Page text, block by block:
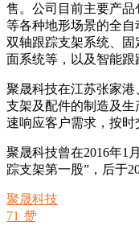
售。公司目前主要产
等各种地形场景的全自
双轴跟踪支架系统、
面系统等，以及智能跟
聚晟科技在江苏张家
支架及配件的制造及
速响应客户需求，按时
聚晟科技曾在2016年1
踪支架第一股”，后于
聚晟科技
71 赞